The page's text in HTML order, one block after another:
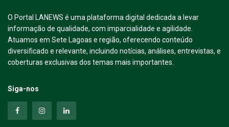
O Portal LANEWS é uma plataforma digital dedicada a levar
informação de qualidade, com imparcialidade e agilidade.
Atuamos em Sete Lagoas e região, oferecendo conteúdo
diversificado e relevante, incluindo notícias, análises, entrevistas, e
coberturas exclusivas dos temas mais importantes.
Siga-nos